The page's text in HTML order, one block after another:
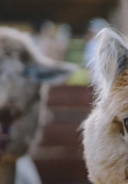
DE IT